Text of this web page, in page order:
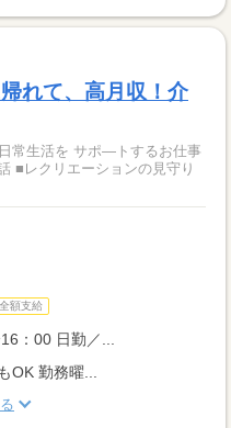
れて、高月収！介
常生活を サポ―トするお仕事
額支給
：00 日勤／...
OK 勤務曜...